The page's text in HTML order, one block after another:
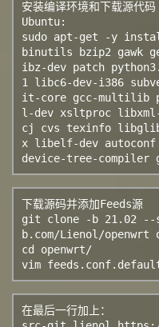
安装编译环境和下载源代码
Ubuntu:
sudo apt-get -y
binutils bzip2 gawk
ibz-dev patch
1 libc6-dev-i386
it-core gcc-multilib
l-dev xsltproc
cj cvs texinfo
x libelf-dev autoconf
device-tree-
下载源码并添加Feeds源
git clone -b 21.02 --
b.com/Lienol/openwrt
cd openwrt/
vim
在最后一行加上：